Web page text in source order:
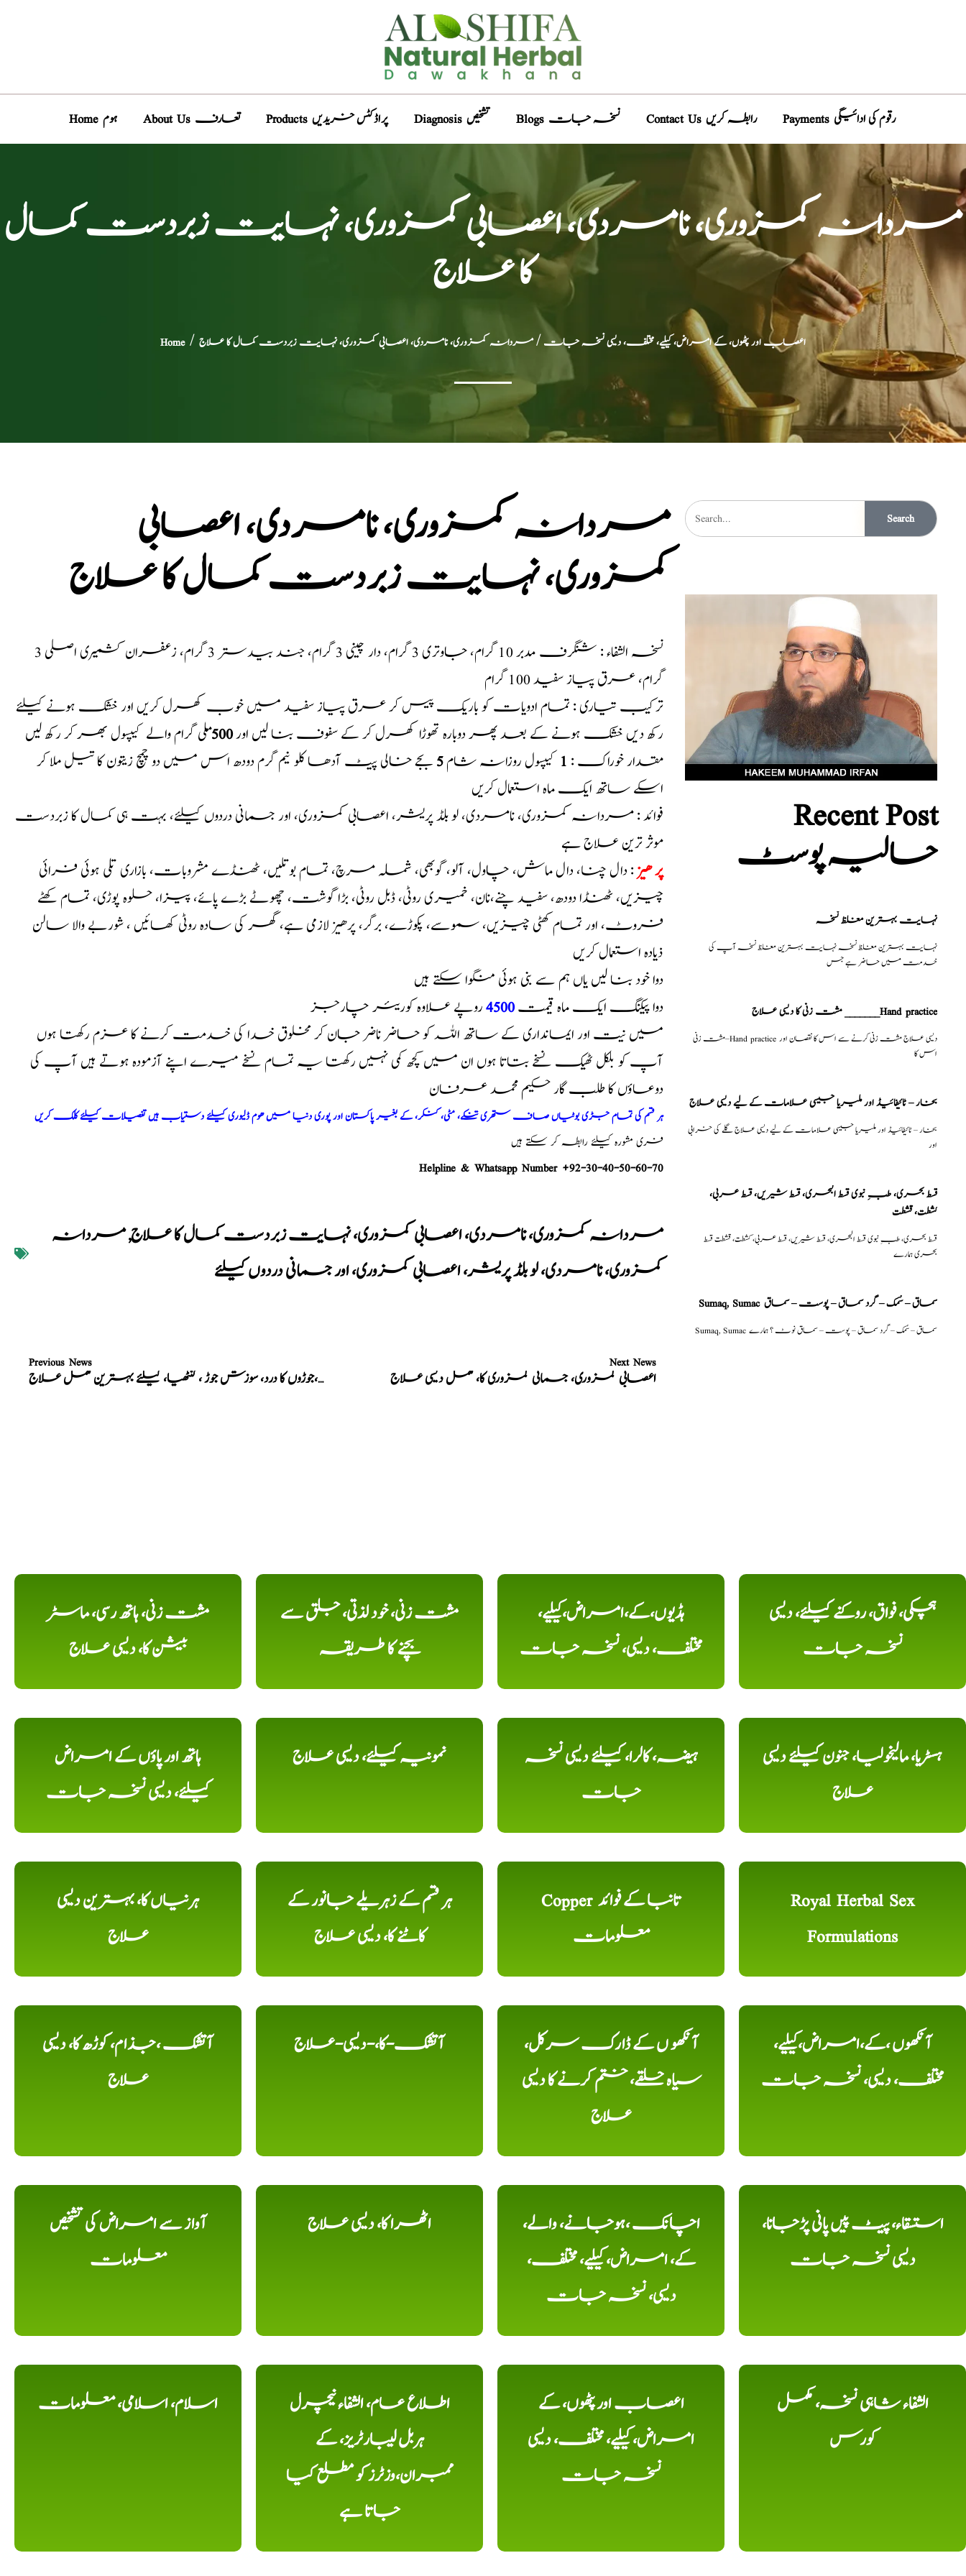
Home ہوم About Us تعارف Products پراڈکٹس خریدیں Diagnosis تشخیص Blogs نسخہ جات Contact Us رابطہ کریں Payments رقوم کی ادائیگی
مردانہ کمزوری، نامردی، اعصابی کمزوری، نہایت زبردست کمال
کا علاج
Home/ اعصاب اور پٹھوں، کے امراض، کیلیے، مختلف، دیسی نسخہ جات / مردانہ کمزوری، نامردی، اعصابی کمزوری، نہایت زبردست کمال کا علاج
مردانہ کمزوری، نامردی، اعصابی
کمزوری، نہایت زبردست کمال کا علاج
نسخہ الشفاء : شنگرف مدبر 10 گرام، جاوتری 3 گرام، دار چینی 3 گرام، جند بیدستر 3 گرام، زعفران کشمیری اصلی 3
گرام، عرق پیاز سفید 100 گرام
ترکیب تیاری : تمام ادویات کو باریک پیس کر عرق پیاز سفید میں خوب کھرل کریں اور خشک ہونے کیلئے
رکھ دیں خشک ہونے کے بعد پھر دوبارہ تھوڑا کھرل کر کے سفوف بنا لیں اور500ملی گرام والے کیپسول بھر کر رکھ لیں
مقدار خوراک : 1 کیپسول روزانہ شام5بجے خالی پیٹ آدھا کلو نیم گرم دودھ اس میں دو چمچ زیتون کا تیل ملا کر
اسکے ساتھ ایک ماہ استعمال کریں
فوائد : مردانہ کمزوری، نامردی، لو بلڈ پریشر، اعصابی کمزوری، اور جسمانی دردوں کیلئے، بہت ہی کمال کا زبردست
موثر ترین علاج ہے
پر ھیز: دال چنا، دال ماش، چاول، آلو، گوبھی، شملہ مرچ، تمام بوتلیں، ٹھنڈے مشروبات، بازاری تلی ہوئی فرائی
چیزیں، ٹھنڈا دودھ، سفید چنے،نان، خمیری روٹی، ڈبل روٹی، بڑا گوشت، چھوٹے بڑے پائے، پیزا، حلوہ پوڑی، تمام کھٹے
فروٹ، اور تمام کھٹی چیزیں، سموسے، پکوڑے، برگر، پرھیز لازمی ہے، گھر کی سادہ روٹی کھائیں ، شوربے والا سالن
ذیادہ استعمال کریں
دوا خود بنا لیں یاں ہم سے بنی ہوئی منگوا سکتے ہیں
دوا پیکنگ ایک ماہ قیمت4500روپے علاوہ کوریئر چارجز
میں نیت اور ایمانداری کے ساتھ اللہ کو حاضر ناضر جان کر مخلوق خدا کی خدمت کرنے کا عزم رکھتا ہوں
آپ کو بلکل ٹھیک نسخے بتاتا ہوں ان میں کچھ کمی نہیں رکھتا یہ تمام نسخے میرے اپنے آزمودہ ہوتے ہیں آپ کی
دوعاؤں کا طلب گار حکیم محمد عرفان
ہر قسم کی تمام جڑی بوٹیاں صاف ستھری تنکے، مٹی، کنکر، کے بغیر پاکستان اور پوری دنیا میں ھوم ڈلیوری کیلئے دستیاب ہیں تفصیلات کیلئے کلک کریں
فری مشورہ کیلئے رابطہ کر سکتے ہیں
Helpline & Whatsapp Number +92-30-40-50-60-70
مردانہ کمزوری، نامردی، اعصابی کمزوری، نہایت زبردست کمال کا علاج,مردانہ
کمزوری، نامردی، لو بلڈ پریشر، اعصابی کمزوری، اور جسمانی دردوں کیلئے
Previous News
وجع المفاضل،جوڑوں کا درد، سوزش جوڑ ، گنٹھیا، کیلئے بہترین مکمل علاج
Next News
اعصابی کمزوری، جسمانی کمزوری کا، مکمل دیسی علاج
Search
Recent Post
حالیہ پوسٹ
نہایت بہترین مغلظ نسخہ
نہایت بہترین مغلظ نسخہ نہایت بہترین مغلظ نسخہ آپ کی
خدمت میں حاضر ہے جس
مشت زنی کا دیسی علاج _______Hand practice
مشت زنی–Hand practice دیسی علاج مشت زنی کرنے سے اس کا نقصان اور
اس کا
بخار – ٹائیفائیڈ اور ملیریا جیسی علامات کے لیے دیسی علاج
بخار – ٹائیفائیڈ اور ملیریا جیسی علامات کے لیے دیسی علاج گلے کی خرابی
اور
قسط بحری، طبِ نبوی قسط البحری، قسط شیریں، قسط عربی،
كشطت، قشطت
بحری ہمارے
Sumaq, Sumac سماق – سُمک – گرد سماق – پوست – سماق
Sumaq, Sumac سماق – سُمک – گرد سماق – پوست – سماق نوٹ ؟ ہمارے
مشت زنی، ہاتھ رسی، ماسٹر
بیشن کا، دیسی علاج
مشت زنی، خود لذتی، جلق سے
بچنے کا طریقہ
ہڈیوں،کے،امراض،کیلیے،
مختلف، دیسی، نسخہ جات
ہچکی، فواق، روکنے کیلئے، دیسی
نسخہ جات
ہاتھ اور پاؤں کے امراض
کیلئے، دیسی نسخہ جات
نمونیہ کیلئے، دیسی علاج
ہیضہ، کالرا، کیلئے دیسی نسخہ
جات
ہسٹریا، مالیخولیا، جنون کیلئے دیسی
علاج
ہرنیاں کا، بہترین دیسی
علاج
ہر قسم کے زہریلے جانور کے
کاٹنے کا، دیسی علاج
Copper تانبا کے فوائد
معلومات
Royal Herbal Sex
Formulations
آتشک ،جذام، کوڑھ کا، دیسی
علاج
آتشک-کا،-دیسی-علاج
آنکھو ں کے ڈارک سرکل،
سیاہ حلقے، ختم کرنے کا دیسی
علاج
آنکھوں ،کے،امراض،کیلیے،
مختلف، دیسی، نسخہ جات
آواز سے امراض کی تشخیص
معلومات
اٹھرا کا، دیسی علاج
اچانک ،ہوجانے، والے،
کے، امراض، کیلیے، مختلف،
دیسی، نسخہ جات
استسقاء، پیٹ پیں پانی پڑجانا،
دیسی نسخہ جات
اسلام، اسلامی، معلومات
اطلاع عام، الشفاء نیچرل
ہربل لیبارٹریز، کے
ممبران،وزٹرز کو مطلع کیا
جاتا ہے
اعصاب اور پٹھوں، کے
امراض، کیلیے، مختلف، دیسی
نسخہ جات
الشفاء شاہی نسخہ، مکمل
کورس